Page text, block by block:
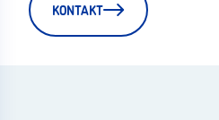
KONTAKT